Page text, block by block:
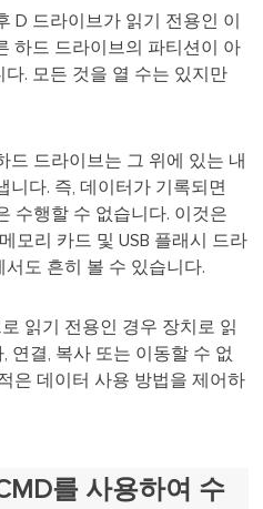
D 드라이브가 읽기 전용인 이
하드 드라이브의 파티션이 아
. 모든 것을 열 수는 있지만
드 드라이브는 그 위에 있는 내
니다. 즉, 데이터가 기록되면
수행할 수 없습니다. 이것은
모리 카드 및 USB 플래시 드라
도 흔히 볼 수 있습니다.
읽기 전용인 경우 장치로 읽
연결, 복사 또는 이동할 수 없
은 데이터 사용 방법을 제어하
를 사용하여 수